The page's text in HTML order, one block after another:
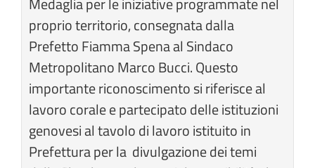
proprio territorio, consegnata dalla
Prefetto Fiamma Spena al Sindaco
Metropolitano Marco Bucci. Questo
importante riconoscimento si riferisce al
lavoro corale e partecipato delle istituzioni
genovesi al tavolo di lavoro istituito in
Prefettura per la divulgazione dei temi